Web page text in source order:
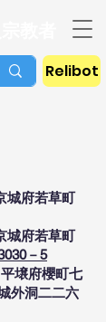
Relibot
城府若草町
城府若草町
－5
壌府櫻町七
外洞二二六